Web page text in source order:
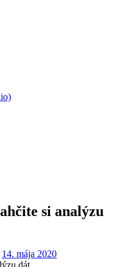
si analýzu
14. mája 2020